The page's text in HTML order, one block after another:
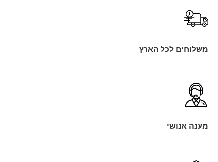
משלוחים לכל הארץ
מענה אנושי